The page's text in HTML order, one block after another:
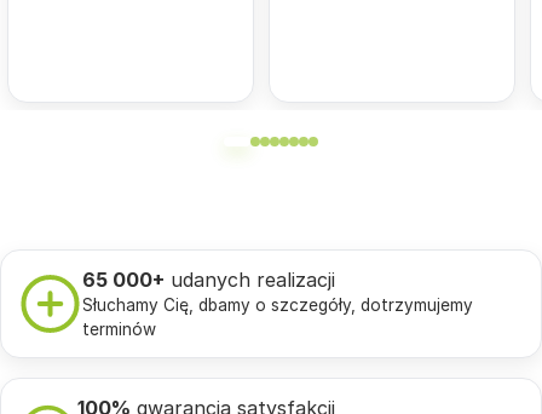
65 000+ udanych realizacji
Słuchamy Cię, dbamy o szczegóły, dotrzymujemy
terminów
100% gwarancja satysfakcji